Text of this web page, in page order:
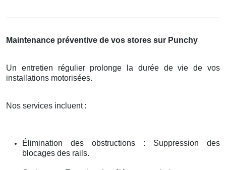
Maintenance préventive de vos stores sur Punchy
Un entretien régulier prolonge la durée de vie de vos
installations motorisées.
Nos services incluent :
Élimination des obstructions : Suppression des
blocages des rails.